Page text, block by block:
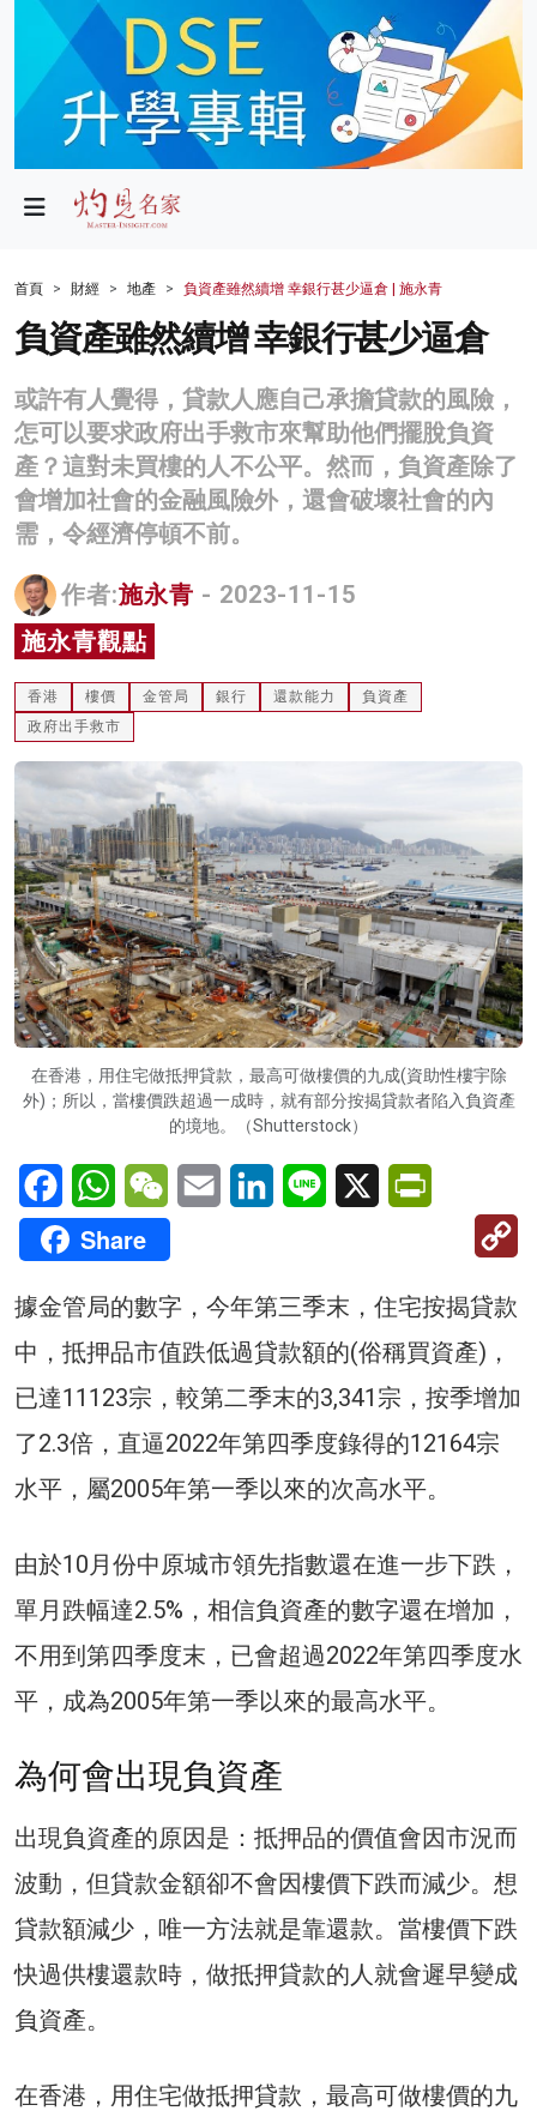
政局
財經
生活
商業
科技
影片
名家榜
灼見活動
首頁 財經 地產 負資產雖然續增 幸銀行甚少逼倉 | 施永青
負資產雖然續增 幸銀行甚少逼倉
或許有人覺得，貸款人應自己承擔貸款的風險，
怎可以要求政府出手救市來幫助他們擺脫負資
產？這對未買樓的人不公平。然而，負資產除了
會增加社會的金融風險外，還會破壞社會的內
需，令經濟停頓不前。
作者:施永青 - 2023-11-15
施永青觀點
香港 樓價 金管局 銀行 還款能力
負資產
政府出手救市
在香港，用住宅做抵押貸款，最高可做樓價的九成(資助性樓宇除
外)；所以，當樓價跌超過一成時，就有部分按揭貸款者陷入負資產
的境地。（Shutterstock）
FacebookWhatsAppWeChatEmail LinkedInLine X
Share
據金管局的數字，今年第三季末，住宅按揭貸款
中，抵押品市值跌低過貸款額的(俗稱買資產)，
已達11123宗，較第二季末的3,341宗，按季增加
了2.3倍，直逼2022年第四季度錄得的12164宗
水平，屬2005年第一季以來的次高水平。
由於10月份中原城市領先指數還在進一步下跌，
單月跌幅達2.5%，相信負資產的數字還在增加，
不用到第四季度末，已會超過2022年第四季度水
平，成為2005年第一季以來的最高水平。
為何會出現負資產
出現負資產的原因是：抵押品的價值會因市況而
波動，但貸款金額卻不會因樓價下跌而減少。想
貸款額減少，唯一方法就是靠還款。當樓價下跌
快過供樓還款時，做抵押貸款的人就會遲早變成
負資產。
在香港，用住宅做抵押貸款，最高可做樓價的九